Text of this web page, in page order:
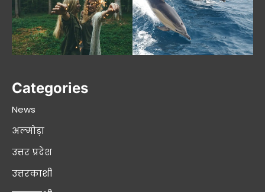
Categories
News
अल्मोड़ा
उत्तर प्रदेश
उत्तरकाशी